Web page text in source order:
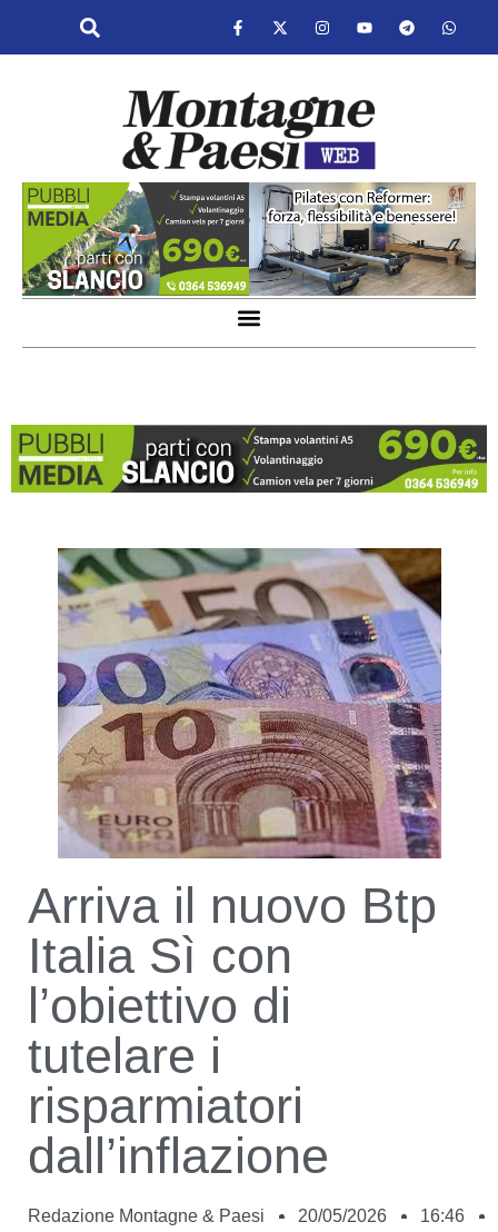
Arriva il nuovo Btp
Italia Sì con
l’obiettivo di
tutelare i
risparmiatori
dall’inflazione
Redazione Montagne & Paesi 20/05/2026
16:46